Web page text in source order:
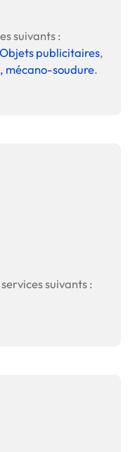
suivants :
Objets publicitaires,
mécano-soudure.
suivants :